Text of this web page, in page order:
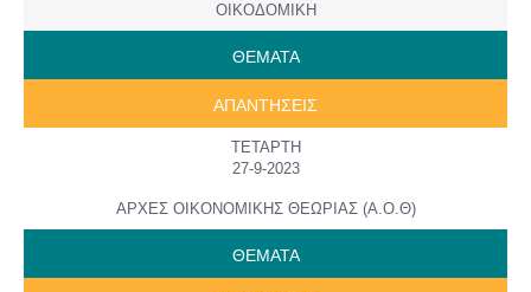
ΟΙΚΟΔΟΜΙΚΗ
ΘΕΜΑΤΑ
ΑΠΑΝΤΗΣΕΙΣ
ΤΕΤΑΡΤΗ
27-9-2023
ΑΡΧΕΣ ΟΙΚΟΝΟΜΙΚΗΣ ΘΕΩΡΙΑΣ (Α.Ο.Θ)
ΘΕΜΑΤΑ